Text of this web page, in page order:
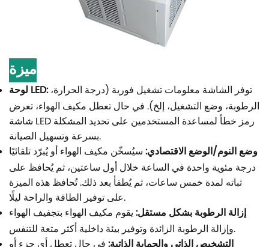
ميزة
لوحة LED:توفر الشاشة معلومات تشغيل فورية (درجة الحرارة،
الرطوبة، وضع التشغيل، إلخ). في حال تعطل مكيف الهواء، تعرض
شاشة LED رمز خطأ لمساعدة المستخدمين على تحديد المشكلة
بسرعة وتسهيل الصيانة.
وضع النوم/الوضع الاقتصادي:سيُسخّن مكيف الهواء أو يُبرّد تلقائيًا
درجة مئوية واحدة في الساعة خلال أول ساعتين، ثم يُحافظ على
ثباته لمدة خمس ساعات، ثم يُطفأ بعد ذلك. تُحافظ هذه الميزة
على توفير الطاقة والراحة ليلًا.
إزالة الرطوبة بشكل مستقل:يقوم مكيف الهواء بتجفيف الهواء
وإزالة الرطوبة الزائدة وتوفير بيئة داخلية أكثر متعة للتنفس.